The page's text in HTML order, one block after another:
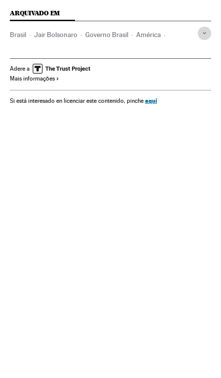
ARQUIVADO EM
Brasil Jair Bolsonaro Governo Brasil América
Arthur Lira Câmara Deputados
Congresso Nacional
Indígenas Crisis económica coronavirus covid-19
Adere a
Mais informações
Si está interesado en licenciar este contenido, pinche aquí